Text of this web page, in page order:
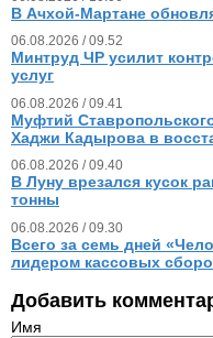
В Ачхой-Мартане
06.08.2026 / 09.52
Минтруд ЧР усилит
услуг
06.08.2026 / 09.41
Муфтий
Хаджи Кадырова в
06.08.2026 / 09.40
В Луну врезался кусок
тонны
06.08.2026 / 09.30
Всего за семь дней
лидером кассовых
Добавить
Имя